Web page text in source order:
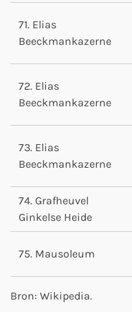
71. Elias
Beeckmankazerne
72. Elias
Beeckmankazerne
73. Elias
Beeckmankazerne
74. Grafheuvel
Ginkelse Heide
75. Mausoleum
Bron: Wikipedia.